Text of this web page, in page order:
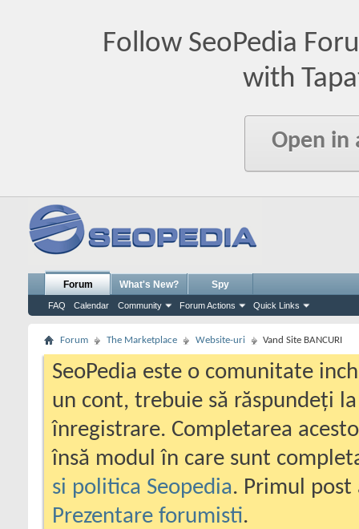
Follow SeoPedia
with
Open in
Forum
FAQ Calendar Community Forum Actions Quick Links
What's New? Spy
Forum The Marketplace Website-uri Vand Site BANCURI
SeoPedia este o comunitate
un cont, trebuie să răspundeți
înregistrare. Completarea
însă modul în care sunt
si politica Seopedia. Primul
Prezentare forumisti.